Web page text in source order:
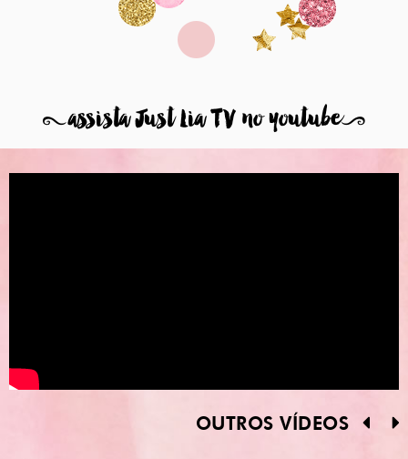
8assista Just Lia TV no youtube9
OUTROS VÍDEOS